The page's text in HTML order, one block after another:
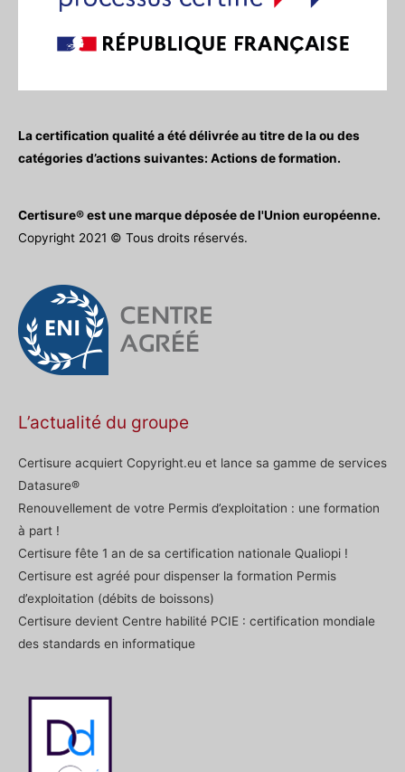
La certification qualité a été délivrée au titre de la ou des
catégories d’actions suivantes: Actions de formation.
Certisure® est une marque déposée de l'Union européenne.
Copyright 2021 © Tous droits réservés.
L’actualité du groupe
Certisure acquiert Copyright.eu et lance sa gamme de services
Datasure®
Renouvellement de votre Permis d’exploitation : une formation
à part !
Certisure fête 1 an de sa certification nationale Qualiopi !
Certisure est agréé pour dispenser la formation Permis
d’exploitation (débits de boissons)
Certisure devient Centre habilité PCIE : certification mondiale
des standards en informatique